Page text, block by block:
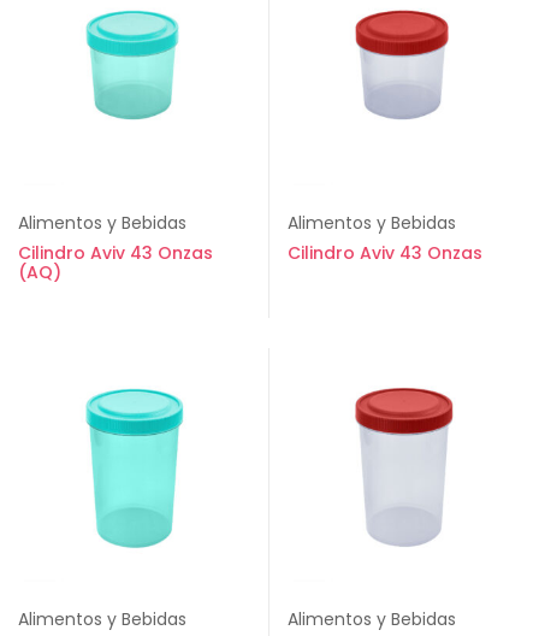
Alimentos y Bebidas
Cilindro Aviv 43 Onzas
(AQ)
Alimentos y Bebidas
Cilindro Aviv 43 Onzas
Alimentos y Bebidas
Alimentos y Bebidas